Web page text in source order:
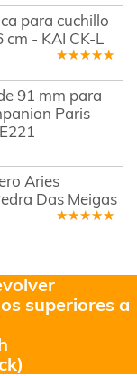
para cuchillo
- KAI CK-L
en4.50
de 5
91 mm para
Paris
Aries
Das Meigas
superiores a